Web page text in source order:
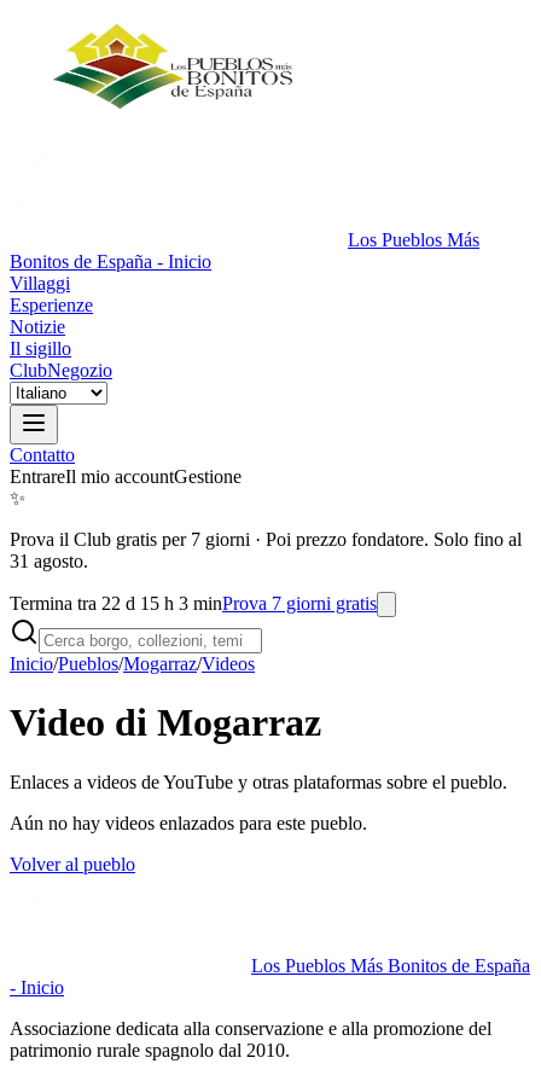
Los Pueblos Más
Bonitos de España - Inicio
Villaggi
Esperienze
Notizie
Il sigillo
ClubNegozio
Contatto
EntrareIl mio accountGestione
✨
Prova il Club gratis per 7 giorni · Poi prezzo fondatore. Solo fino al
31 agosto.
Termina tra 22 d 15 h 3 minProva 7 giorni gratis
Inicio/Pueblos/Mogarraz/Videos
Video di Mogarraz
Enlaces a videos de YouTube y otras plataformas sobre el pueblo.
Aún no hay videos enlazados para este pueblo.
Volver al pueblo
Los Pueblos Más Bonitos de España
- Inicio
Associazione dedicata alla conservazione e alla promozione del
patrimonio rurale spagnolo dal 2010.